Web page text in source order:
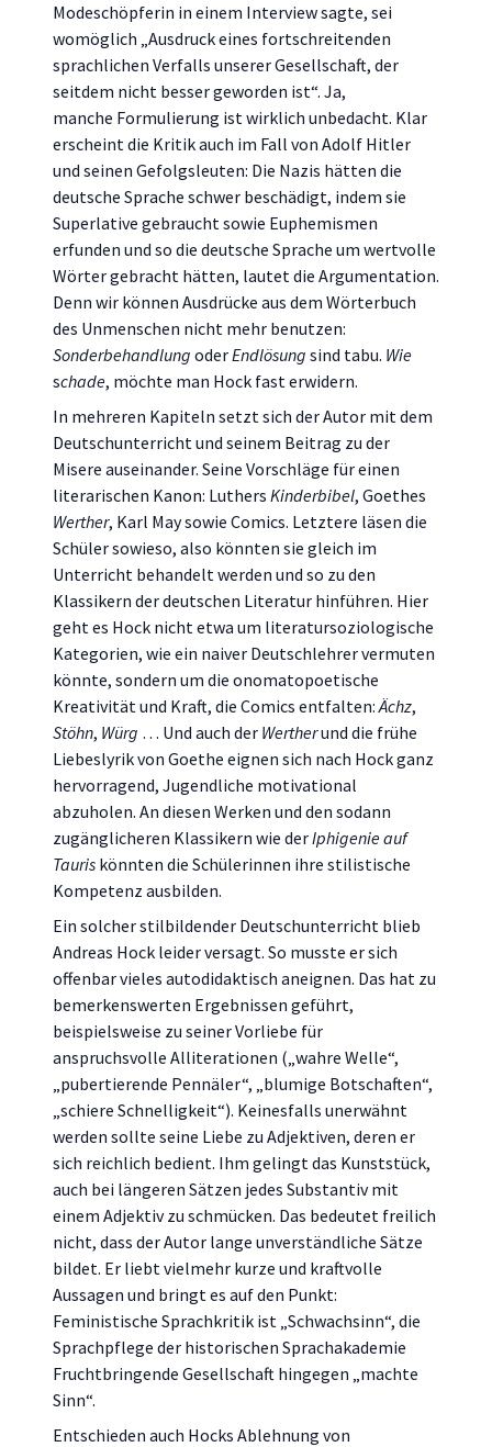
Modeschöpferin in einem Interview sagte, sei
womöglich „Ausdruck eines fortschreitenden
sprachlichen Verfalls unserer Gesellschaft, der
seitdem nicht besser geworden ist“. Ja,
manche Formulierung ist wirklich unbedacht. Klar
erscheint die Kritik auch im Fall von Adolf Hitler
und seinen Gefolgsleuten: Die Nazis hätten die
deutsche Sprache schwer beschädigt, indem sie
Superlative gebraucht sowie Euphemismen
erfunden und so die deutsche Sprache um wertvolle
Wörter gebracht hätten, lautet die Argumentation.
Denn wir können Ausdrücke aus dem Wörterbuch
des Unmenschen nicht mehr benutzen:
Sonderbehandlung oderEndlösung sind tabu. Wie
schade, möchte man Hock fast erwidern.
In mehreren Kapiteln setzt sich der Autor mit dem
Deutschunterricht und seinem Beitrag zu der
Misere auseinander. Seine Vorschläge für einen
literarischen Kanon: Luthers Kinderbibel, Goethes
Werther, Karl May sowie Comics. Letztere läsen die
Schüler sowieso, also könnten sie gleich im
Unterricht behandelt werden und so zu den
Klassikern der deutschen Literatur hinführen. Hier
geht es Hock nicht etwa um literatursoziologische
Kategorien, wie ein naiver Deutschlehrer vermuten
könnte, sondern um die onomatopoetische
Kreativität und Kraft, die Comics entfalten:Ächz,
Stöhn, Würg … Und auch der Wertherund die frühe
Liebeslyrik von Goethe eignen sich nach Hock ganz
hervorragend, Jugendliche motivational
abzuholen. An diesen Werken und den sodann
zugänglicheren Klassikern wie derIphigenie auf
Tauris könnten die Schülerinnen ihre stilistische
Kompetenz ausbilden.
Ein solcher stilbildender Deutschunterricht blieb
Andreas Hock leider versagt. So musste er sich
offenbar vieles autodidaktisch aneignen. Das hat zu
bemerkenswerten Ergebnissen geführt,
beispielsweise zu seiner Vorliebe für
anspruchsvolle Alliterationen („wahre Welle“,
„pubertierende Pennäler“, „blumige Botschaften“,
„schiere Schnelligkeit“). Keinesfalls unerwähnt
werden sollte seine Liebe zu Adjektiven, deren er
sich reichlich bedient. Ihm gelingt das Kunststück,
auch bei längeren Sätzen jedes Substantiv mit
einem Adjektiv zu schmücken. Das bedeutet freilich
nicht, dass der Autor lange unverständliche Sätze
bildet. Er liebt vielmehr kurze und kraftvolle
Aussagen und bringt es auf den Punkt:
Feministische Sprachkritik ist „Schwachsinn“, die
Sprachpflege der historischen Sprachakademie
Fruchtbringende Gesellschaft hingegen „machte
Sinn“.
Entschieden auch Hocks Ablehnung von